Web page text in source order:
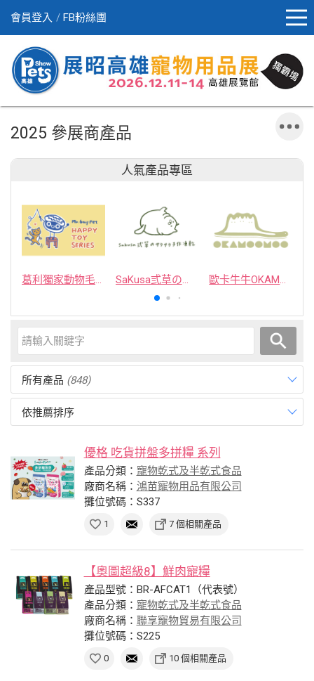
會員登入 FB粉絲團
2025 參展商產品
人氣產品專區
葛利獨家動物毛逗貓棒 SaKusa弎草のサクサク手作凍乾 歐卡牛牛OKAMOOMOO 貓草包
所有產品 (848)
依推薦排序
優格 吃貨拼盤多拼糧 系列
產品分類： 寵物乾式及半乾式食品
廠商名稱： 鴻苗寵物用品有限公司
攤位號碼：S337
1 7 個相關產品
【奧圖超級8】鮮肉寵糧
產品型號：BR-AFCAT1（代表號）
產品分類： 寵物乾式及半乾式食品
廠商名稱： 聯享寵物貿易有限公司
攤位號碼：S225
0 10 個相關產品